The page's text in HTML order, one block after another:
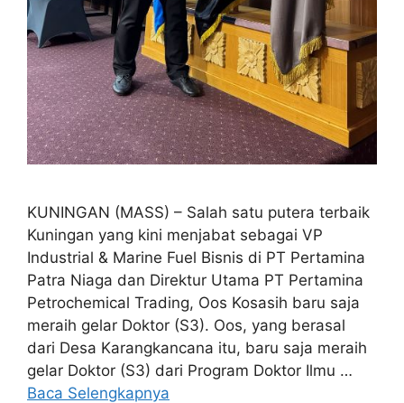
KUNINGAN (MASS) – Salah satu putera terbaik
Kuningan yang kini menjabat sebagai VP
Industrial & Marine Fuel Bisnis di PT Pertamina
Patra Niaga dan Direktur Utama PT Pertamina
Petrochemical Trading, Oos Kosasih baru saja
meraih gelar Doktor (S3). Oos, yang berasal
dari Desa Karangkancana itu, baru saja meraih
gelar Doktor (S3) dari Program Doktor Ilmu …
Baca Selengkapnya